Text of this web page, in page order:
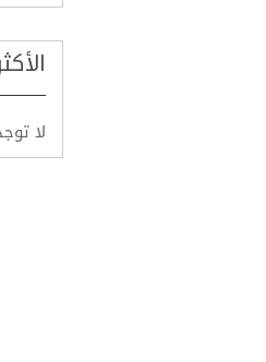
لا